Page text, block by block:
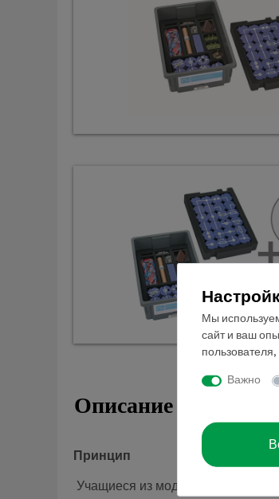
Описание
Принцип
Учащиеся из модели
Мы
сайт и ваш
Важно